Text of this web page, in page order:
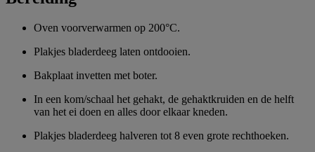
Oven voorverwarmen op 200°C.
Plakjes bladerdeeg laten ontdooien.
Bakplaat invetten met boter.
In een kom/schaal het gehakt, de gehaktkruiden en de helft
van het ei doen en alles door elkaar kneden.
Plakjes bladerdeeg halveren tot 8 even grote rechthoeken.